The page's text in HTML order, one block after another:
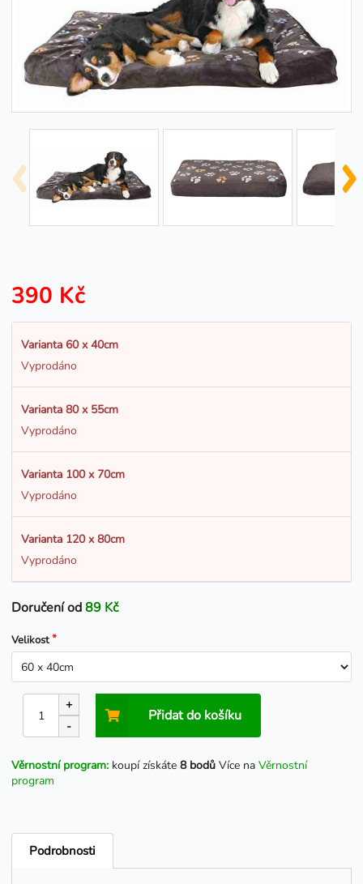
390 Kč
Varianta 60 x 40cm
Vyprodáno
Varianta 80 x 55cm
Vyprodáno
Varianta 100 x 70cm
Vyprodáno
Varianta 120 x 80cm
Vyprodáno
Doručení od89 Kč
Velikost
+
-
Přidat do košíku
Věrnostní program: koupí získáte 8 bodů Více na Věrnostní
program
Podrobnosti